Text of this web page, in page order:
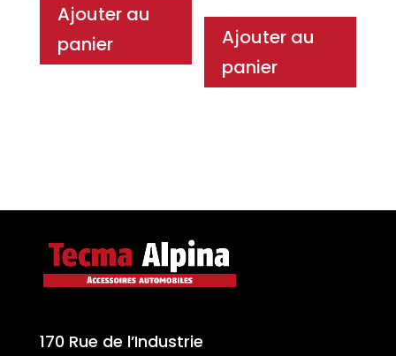
Ajouter au
panier
Ajouter au
panier
170 Rue de l’Industrie